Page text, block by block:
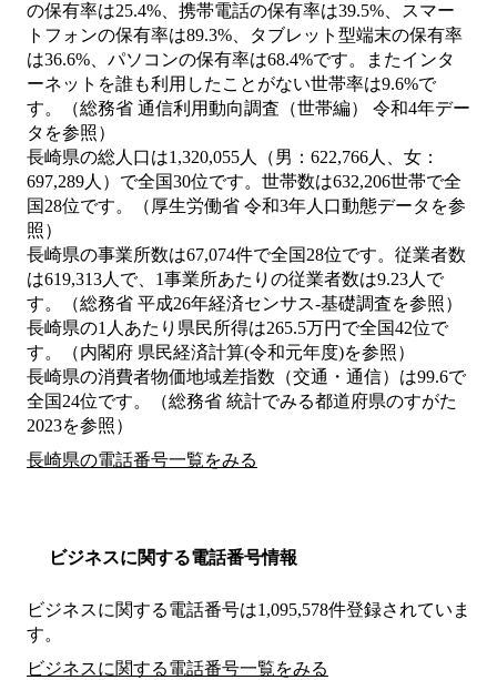
の保有率は25.4%、携帯電話の保有率は39.5%、スマー
トフォンの保有率は89.3%、タブレット型端末の保有率
は36.6%、パソコンの保有率は68.4%です。またインタ
ーネットを誰も利用したことがない世帯率は9.6%で
す。（総務省 通信利用動向調査（世帯編） 令和4年デー
タを参照）
長崎県の総人口は1,320,055人（男：622,766人、女：
697,289人）で全国30位です。世帯数は632,206世帯で全
国28位です。（厚生労働省 令和3年人口動態データを参
照）
長崎県の事業所数は67,074件で全国28位です。従業者数
は619,313人で、1事業所あたりの従業者数は9.23人で
す。（総務省 平成26年経済センサス‐基礎調査を参照）
長崎県の1人あたり県民所得は265.5万円で全国42位で
す。（内閣府 県民経済計算(令和元年度)を参照）
長崎県の消費者物価地域差指数（交通・通信）は99.6で
全国24位です。（総務省 統計でみる都道府県のすがた
2023を参照）
長崎県の電話番号一覧をみる
ビジネスに関する電話番号情報
ビジネスに関する電話番号は1,095,578件登録されていま
す。
ビジネスに関する電話番号一覧をみる